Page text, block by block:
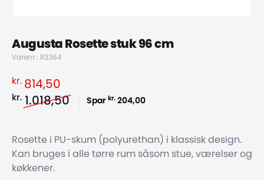
Augusta Rosette stuk 96 cm
Varenr.: R3364
kr. 814,50
kr. 1.018,50 Spar kr. 204,00
Rosette i PU-skum (polyurethan) i klassisk design.
Kan bruges i alle tørre rum såsom stue, værelser og
køkkener.